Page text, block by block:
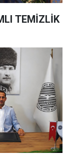
TEMİZLİK